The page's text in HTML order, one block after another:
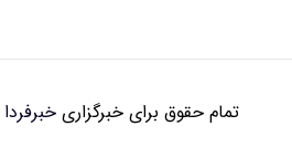
تمام حقوق برای خبرگزاری خبرفردا